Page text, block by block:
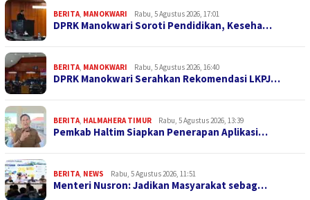
BERITA, MANOKWARI Rabu, 5 Agustus 2026, 17:01
DPRK Manokwari Soroti Pendidikan, Keseha…
BERITA, MANOKWARI Rabu, 5 Agustus 2026, 16:40
DPRK Manokwari Serahkan Rekomendasi LKPJ…
BERITA, HALMAHERA TIMUR Rabu, 5 Agustus 2026, 13:39
Pemkab Haltim Siapkan Penerapan Aplikasi…
BERITA, NEWS Rabu, 5 Agustus 2026, 11:51
Menteri Nusron: Jadikan Masyarakat sebag…